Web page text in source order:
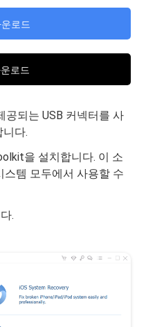
로드
로드
공되는 USB 커넥터를 사
다.
을 설치합니다. 이 소
스템 모두에서 사용할 수
.